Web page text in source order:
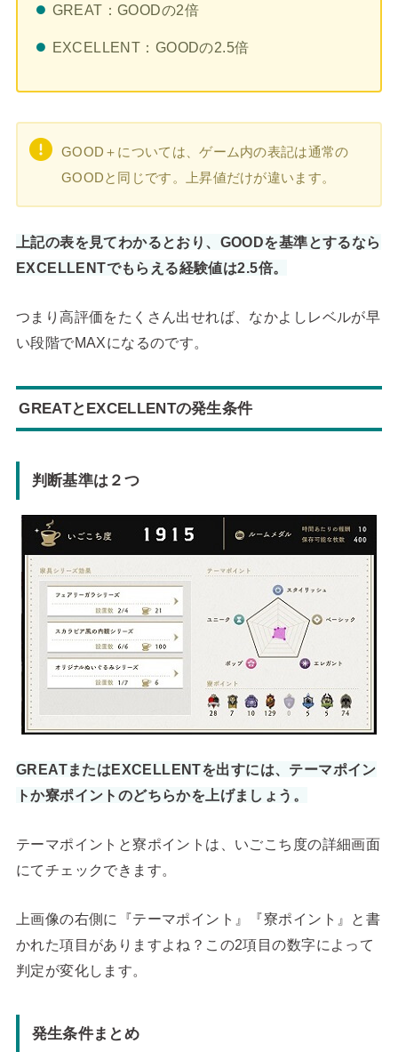
GREAT：GOODの2倍
EXCELLENT：GOODの2.5倍
GOOD＋については、ゲーム内の表記は通常の
GOODと同じです。上昇値だけが違います。
上記の表を見てわかるとおり、GOODを基準とするなら
EXCELLENTでもらえる経験値は2.5倍。
つまり高評価をたくさん出せれば、なかよしレベルが早
い段階でMAXになるのです。
GREATとEXCELLENTの発生条件
判断基準は２つ
GREATまたはEXCELLENTを出すには、テーマポイン
トか寮ポイントのどちらかを上げましょう。
テーマポイントと寮ポイントは、いごこち度の詳細画面
にてチェックできます。
上画像の右側に『テーマポイント』『寮ポイント』と書
かれた項目がありますよね？この2項目の数字によって
判定が変化します。
発生条件まとめ